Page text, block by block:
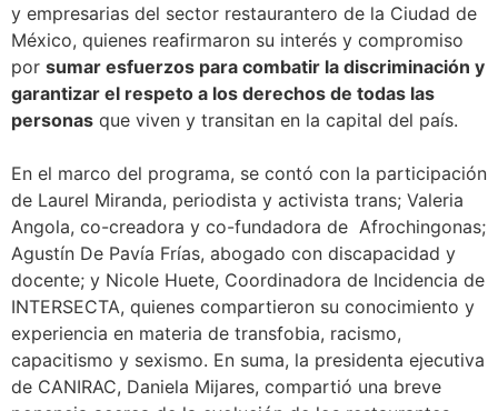
y empresarias del sector restaurantero de la Ciudad de
México, quienes reafirmaron su interés y compromiso
por sumar esfuerzos para combatir la discriminación y
garantizar el respeto a los derechos de todas las
personas que viven y transitan en la capital del país.
En el marco del programa, se contó con la participación
de Laurel Miranda, periodista y activista trans; Valeria
Angola, co-creadora y co-fundadora de Afrochingonas;
Agustín De Pavía Frías, abogado con discapacidad y
docente; y Nicole Huete, Coordinadora de Incidencia de
INTERSECTA, quienes compartieron su conocimiento y
experiencia en materia de transfobia, racismo,
capacitismo y sexismo. En suma, la presidenta ejecutiva
de CANIRAC, Daniela Mijares, compartió una breve